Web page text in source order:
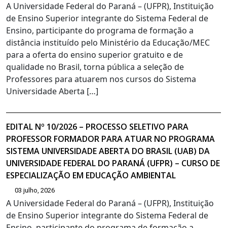
A Universidade Federal do Paraná – (UFPR), Instituição
de Ensino Superior integrante do Sistema Federal de
Ensino, participante do programa de formação a
distância instituído pelo Ministério da Educação/MEC
para a oferta do ensino superior gratuito e de
qualidade no Brasil, torna pública a seleção de
Professores para atuarem nos cursos do Sistema
Universidade Aberta […]
EDITAL Nº 10/2026 – PROCESSO SELETIVO PARA
PROFESSOR FORMADOR PARA ATUAR NO PROGRAMA
SISTEMA UNIVERSIDADE ABERTA DO BRASIL (UAB) DA
UNIVERSIDADE FEDERAL DO PARANÁ (UFPR) – CURSO DE
ESPECIALIZAÇÃO EM EDUCAÇÃO AMBIENTAL
03 julho, 2026
A Universidade Federal do Paraná – (UFPR), Instituição
de Ensino Superior integrante do Sistema Federal de